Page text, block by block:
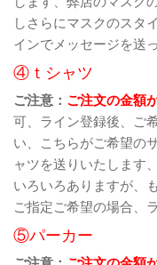
しさらにマスクのスタ
インでメッセージを送
④ｔシャツ
ご注意： ご注文の金額
可、ライン登録後、ご
い、こちらがご希望の
ャツを送りいたします
いろいろありますが、
ご指定ご希望の場合、
⑤パーカー